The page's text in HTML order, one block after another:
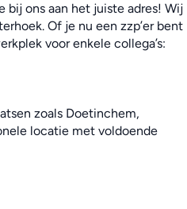
bij ons aan het juiste adres! Wij
Of je nu een zzp’er bent
voor enkele collega’s:
zoals Doetinchem,
locatie met voldoende